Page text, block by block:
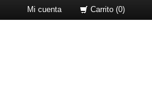
Mi cuenta Carrito (0)